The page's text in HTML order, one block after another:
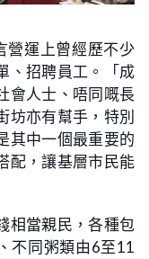
營運上曾經歷不少
、招聘員工。「成
會人士、唔同嘅長
坊亦有幫手，特別
其中一個最重要的
配，讓基層市民能
相當親民，各種包
不同粥類由6至11